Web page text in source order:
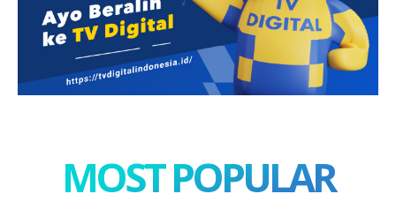
MOST POPULAR